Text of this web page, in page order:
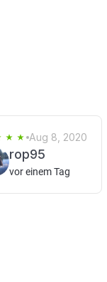
Aug 8, 2020
rop95
vor einem Tag